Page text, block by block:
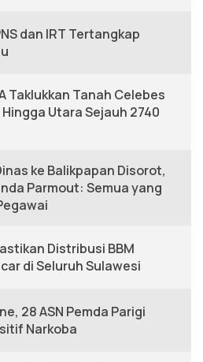
dan IRT Tertangkap
Taklukkan Tanah Celebes
Utara Sejauh 2740
ke Balikpapan Disorot,
Parmout: Semua yang
Distribusi BBM
di Seluruh Sulawesi
28 ASN Pemda Parigi
Narkoba